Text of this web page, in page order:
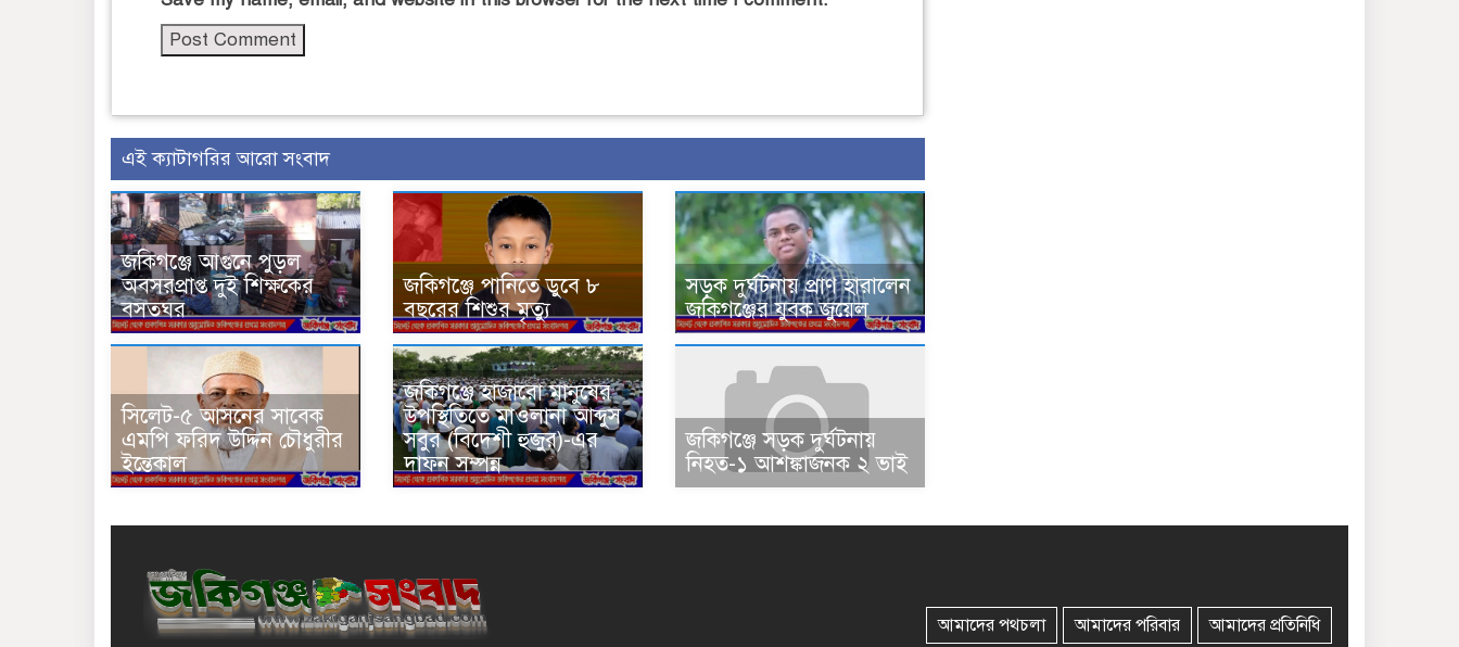
এই ক্যাটাগরির আরো সংবাদ
জকিগঞ্জে আগুনে পুড়ল
অবসরপ্রাপ্ত দুই শিক্ষকের
বসতঘর
জকিগঞ্জে পানিতে ডুবে ৮
বছরের শিশুর মৃত্যু
সড়ক দুর্ঘটনায় প্রাণ হারালেন
জকিগঞ্জের যুবক জুয়েল
সিলেট-৫ আসনের সাবেক
এমপি ফরিদ উদ্দিন চৌধুরীর
ইন্তেকাল
জকিগঞ্জে হাজারো মানুষের
উপস্থিতিতে মাওলানা আব্দুস
সবুর (বিদেশী হুজুর)-এর
দাফন সম্পন্ন
জকিগঞ্জে সড়ক দুর্ঘটনায়
নিহত-১ আশঙ্কাজনক ২ ভাই
আমাদের পথচলা আমাদের পরিবার আমাদের প্রতিনিধি